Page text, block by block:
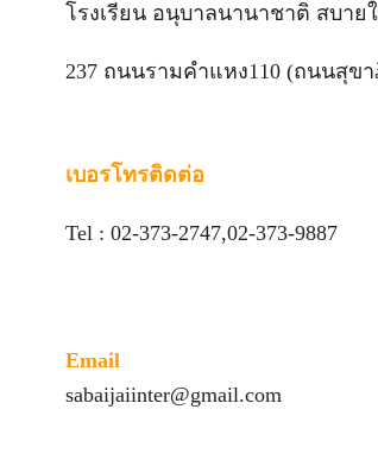
โรงเรียน อนุบาลนานาชาติ สบาย
237 ถนนรามคำแหง110 (ถนนสุข
เบอรโทรติดต่อ
Tel : 02-373-2747,02-373-9887
Email
sabaijaiinter@gmail.com